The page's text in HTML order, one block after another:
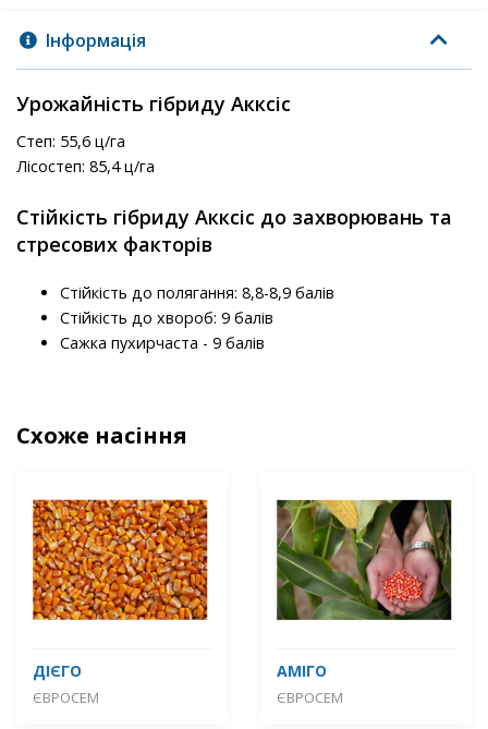
Інформація
Урожайність гібриду Акксіс
Степ: 55,6 ц/га
Лісостеп: 85,4 ц/га
Стійкість гібриду Акксіс до захворювань та
стресових факторів
Стійкість до полягання: 8,8-8,9 балів
Стійкість до хвороб: 9 балів
Сажка пухирчаста - 9 балів
Схоже насіння
ДІЄГО
ЄВРОСЕМ
АМІГО
ЄВРОСЕМ